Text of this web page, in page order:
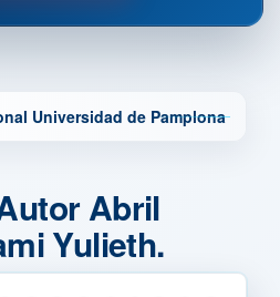
Universidad de Pamplona
Abril
Yulieth.